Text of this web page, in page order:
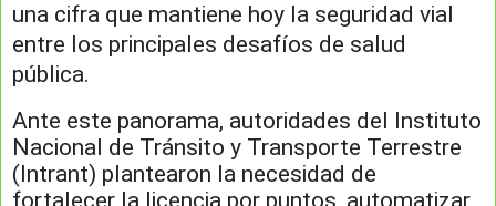
una cifra que mantiene hoy la seguridad vial
entre los principales desafíos de salud
pública.
Ante este panorama, autoridades del Instituto
Nacional de Tránsito y Transporte Terrestre
(Intrant) plantearon la necesidad de
fortalecer la licencia por puntos, automatizar